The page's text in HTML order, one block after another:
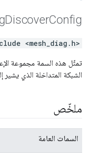
DiscoverConfig
<mesh_diag.h>
تمثّل هذه السمة مجموعة
الشبكة المتداخلة الذي يشير
ملخّص
السمات العامة